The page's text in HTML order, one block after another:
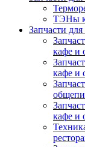
ТЭНы
Запчасти
кафе и
кафе и
кафе и